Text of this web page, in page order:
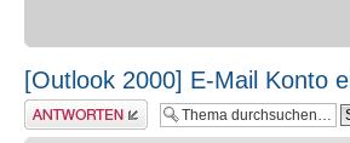
[Outlook 2000] E-Mail Konto
Antwort erstellen